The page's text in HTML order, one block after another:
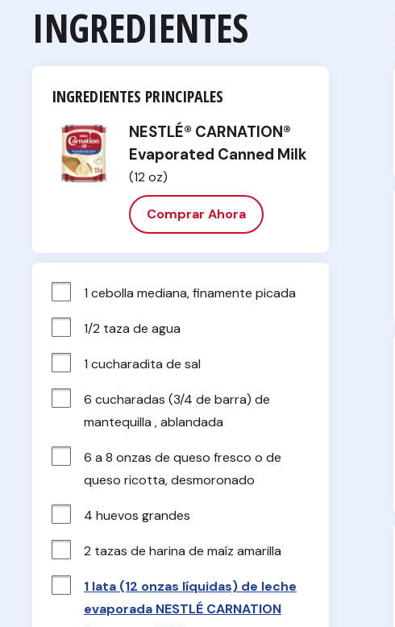
INGREDIENTES
INGREDIENTES PRINCIPALES
NESTLÉ® CARNATION®
Evaporated Canned Milk
(12 oz)
Comprar Ahora
1 cebolla mediana, finamente picada
1/2 taza de agua
1 cucharadita de sal
6 cucharadas (3/4 de barra) de
mantequilla , ablandada
6 a 8 onzas de queso fresco o de
queso ricotta, desmoronado
4 huevos grandes
2 tazas de harina de maíz amarilla
1 lata (12 onzas líquidas) de leche
evaporada NESTLÉ CARNATION